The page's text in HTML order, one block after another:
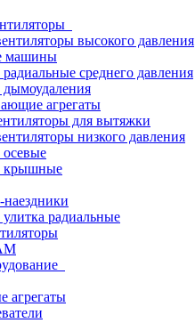
высокого давления
машины
среднего давления
агрегаты
для вытяжки
низкого давления
крышные
радиальные
агрегаты